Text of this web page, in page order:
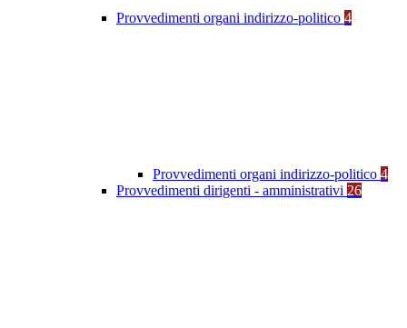
Provvedimenti organi indirizzo-politico 4
Provvedimenti organi indirizzo-politico 4
Provvedimenti dirigenti - amministrativi 26